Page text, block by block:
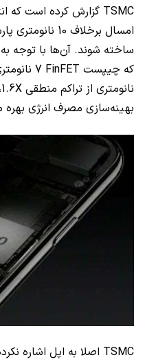
TSMC گزارش کرده است که
ساخته شوند. آن‌ها با توجه
که چیپست FinFET
نانومتری از تراکم منطقی 1.6X
بهینه‌سازی مصرف انرژی بهره
TSMC اصلا به اپل اشاره